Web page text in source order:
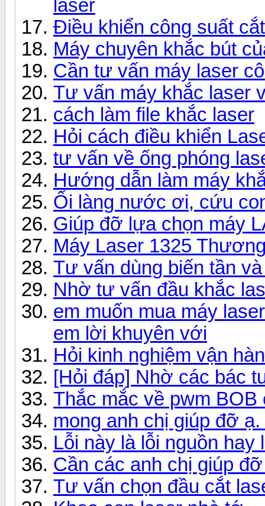
laser
Điều khiển công suất
Máy chuyên khắc bút
Cần tư vấn máy laser
Tư vấn máy khắc laser
cách làm file khắc laser
Hỏi cách điều khiển
tư vấn về ống phóng
Hướng dẫn làm máy
Ối làng nước ơi, cứu
Giúp đỡ lựa chọn máy
Máy Laser 1325
Tư vấn dùng biến tần
Nhờ tư vấn đầu khắc
em muốn mua máy
em lời khuyên với
Hỏi kinh nghiệm vận
[Hỏi đáp] Nhờ các bác
Thắc mắc về pwm
mong anh chị giúp đỡ
Lỗi này là lỗi nguồn
Cần các anh chị giúp
Tư vấn chọn đầu cắt